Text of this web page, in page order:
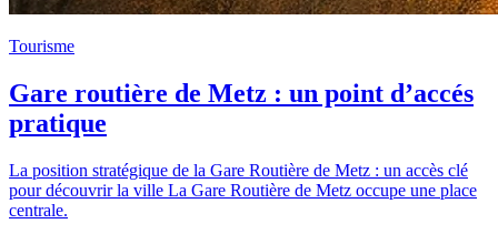
Tourisme
Gare routière de Metz : un point d’accés
pratique
La position stratégique de la Gare Routière de Metz : un accès clé
pour découvrir la ville La Gare Routière de Metz occupe une place
centrale.